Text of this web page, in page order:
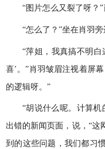
“图片怎么又裂了呀？
“怎么了？”坐在肖羽
“萍姐，我真搞不明
喜’。”肖羽皱眉注视着屏
的逻辑呀。”
“胡说什么呢。计算
出错的新闻页面，说，“这
到的这些问题，我们都习